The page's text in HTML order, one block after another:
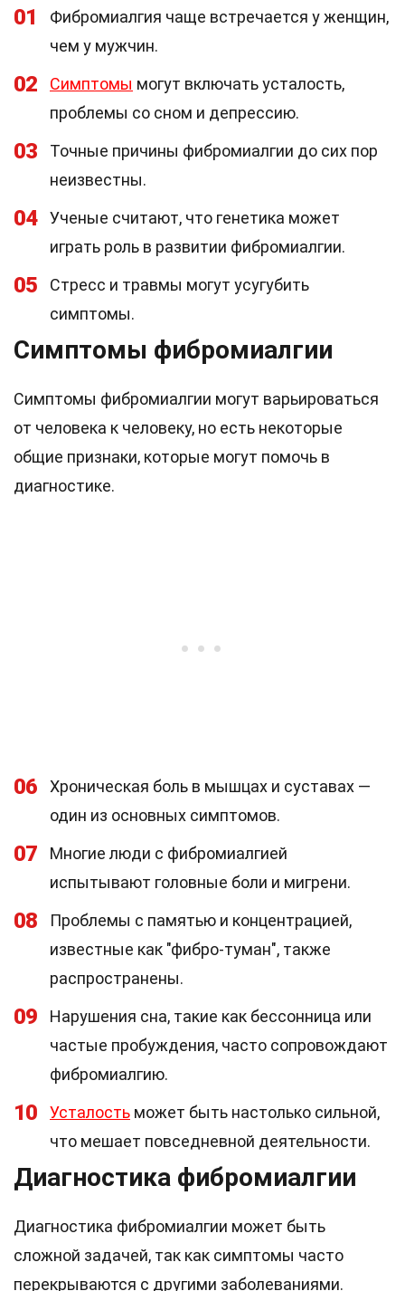
01
Фибромиалгия чаще встречается у женщин,
чем у мужчин.
02 Симптомы могут включать усталость,
проблемы со сном и депрессию.
03
Точные причины фибромиалгии до сих пор
неизвестны.
04
Ученые считают, что генетика может
играть роль в развитии фибромиалгии.
05
Стресс и травмы могут усугубить
симптомы.
Симптомы фибромиалгии
Симптомы фибромиалгии могут варьироваться
от человека к человеку, но есть некоторые
общие признаки, которые могут помочь в
диагностике.
06
Хроническая боль в мышцах и суставах —
один из основных симптомов.
07
Многие люди с фибромиалгией
испытывают головные боли и мигрени.
08
Проблемы с памятью и концентрацией,
известные как "фибро-туман", также
распространены.
09
Нарушения сна, такие как бессонница или
частые пробуждения, часто сопровождают
фибромиалгию.
10 Усталость может быть настолько сильной,
что мешает повседневной деятельности.
Диагностика фибромиалгии
Диагностика фибромиалгии может быть
сложной задачей, так как симптомы часто
перекрываются с другими заболеваниями.